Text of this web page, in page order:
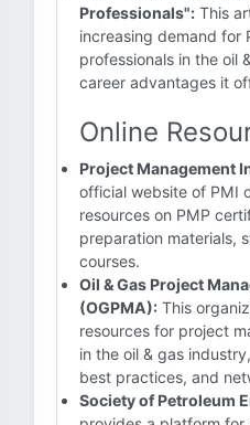
Professionals": This
increasing demand for
professionals in the oil
career advantages it
Online
Project Management
official website of PMI
resources on PMP
preparation materials,
courses.
Oil & Gas Project
(OGPMA): This
resources for project
in the oil & gas
best practices, and
Society of Petroleum